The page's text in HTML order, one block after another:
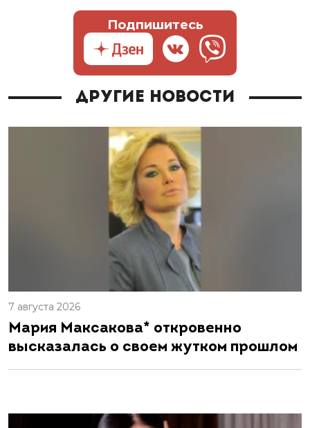
Подпишитесь
Другие новости
7 августа 2026
Мария Максакова* откровенно
высказалась о своем жутком прошлом